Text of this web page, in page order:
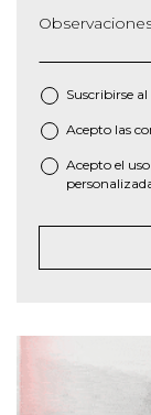
Suscribirse al
* Acepto las
Acepto el